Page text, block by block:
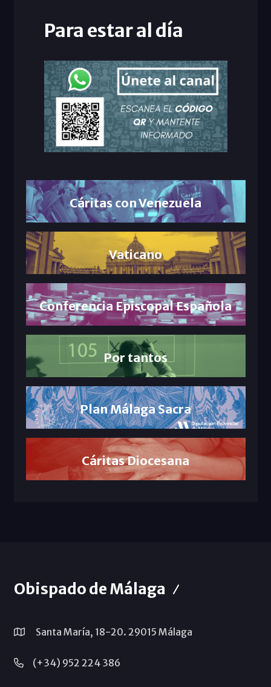
Para estar al día
Cáritas con Venezuela
Vaticano
Conferencia Episcopal Española
Por tantos
Plan Málaga Sacra
Cáritas Diocesana
Obispado de Málaga
Santa María, 18-20. 29015 Málaga
(+34) 952 224 386